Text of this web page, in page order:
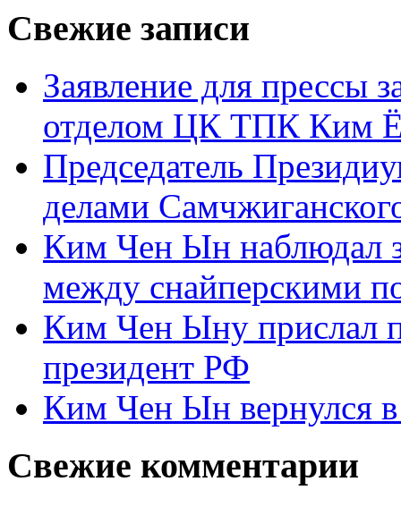
Свежие записи
Заявление для прессы
отделом ЦК ТПК Ким
Председатель
делами
Ким Чен Ын наблюдал
между снайперскими
Ким Чен Ыну прислал
президент РФ
Ким Чен Ын вернулся
Свежие комментарии